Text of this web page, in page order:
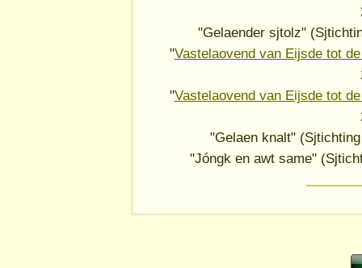
"Gelaender sjtolz"
"Vastelaovend van Eijsde tot
"Vastelaovend van Eijsde tot
"Gelaen knalt"
"Jóngk en awt same"